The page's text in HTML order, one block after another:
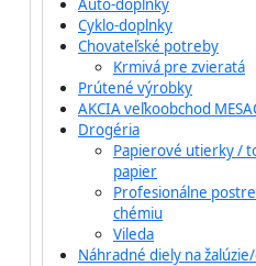
Auto-doplnky
Cyklo-doplnky
Chovateľské potreby
Krmivá pre zvieratá
Prútené výrobky
AKCIA veľkoobchod
Drogéria
Papierové utierky /
papier
Profesionálne
chémiu
Vileda
Náhradné diely na